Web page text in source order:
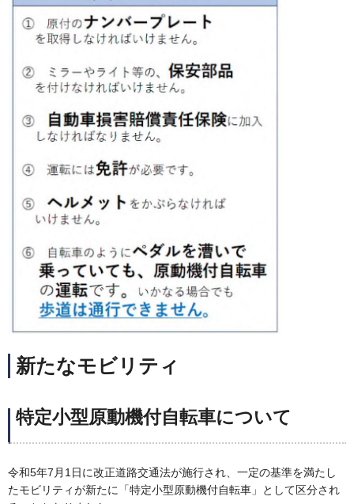
新たなモビリティ
特定小型原動機付自転車について
令和5年7月1日に改正道路交通法が施行され、一定の基準を満たし
たモビリティが新たに「特定小型原動機付自転車」として区分され